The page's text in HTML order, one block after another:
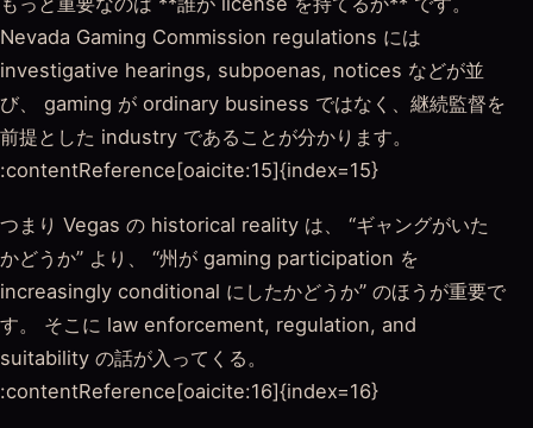
Nevada Gaming Commission regulations には
investigative hearings, subpoenas, notices などが並
び、 gaming が ordinary business ではなく、継続監督を
前提とした industry であることが分かります。
:contentReference[oaicite:15]{index=15}
つまり Vegas の historical reality は、 “ギャングがいた
かどうか” より、 “州が gaming participation を
increasingly conditional にしたかどうか” のほうが重要で
す。 そこに law enforcement, regulation, and
suitability の話が入ってくる。
:contentReference[oaicite:16]{index=16}